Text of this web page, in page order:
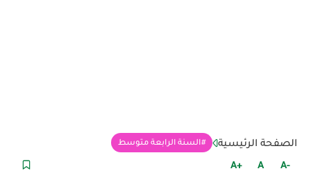
الصفحة الرئيسية السنة الرابعة متوسط
+A A -A